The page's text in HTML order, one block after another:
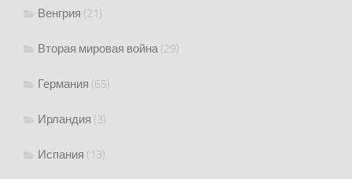
Венгрия (21)
Вторая мировая война(29)
Германия (65)
Ирландия (3)
Испания (13)